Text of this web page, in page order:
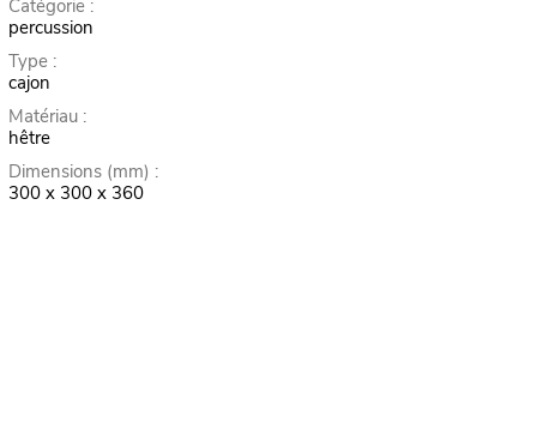
Catégorie :
percussion
Type :
cajon
Matériau :
hêtre
Dimensions (mm) :
300 x 300 x 360